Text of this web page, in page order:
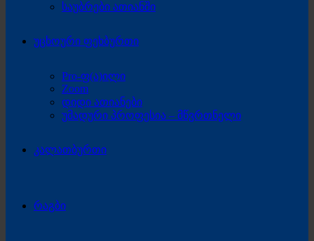
საუბრები ათიანში
უცხოური ფეხბურთი
Pro-ფ(ა)ილი
Zoom
დიდი ათიანები
უმადური პროფესია – მწვრთნელი
კალათბურთი
რაგბი